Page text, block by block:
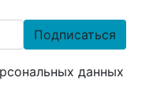
Подписаться
данных